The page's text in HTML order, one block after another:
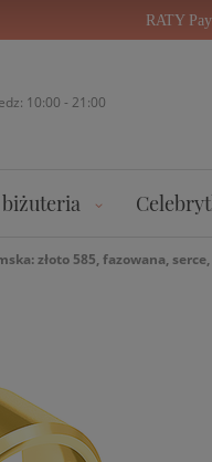
RATY
10:00 - 21:00
złoto 585, fazowana,